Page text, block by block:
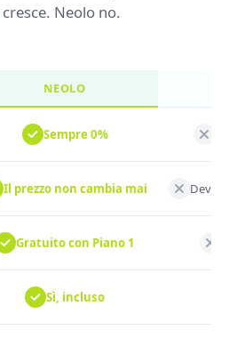
Neolo no.
NEOLO
Sempre 0%
Il prezzo non cambia mai Devi
Gratuito con Piano 1
Sì, incluso